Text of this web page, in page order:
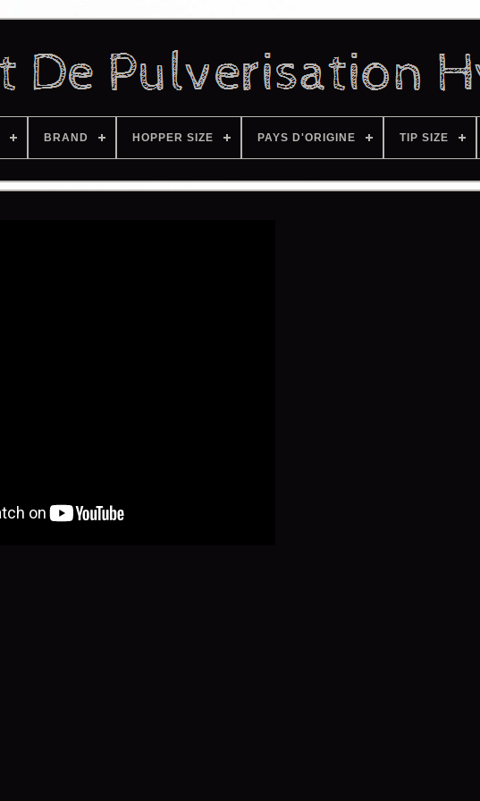
BRAND HOPPER SIZE PAYS D'ORIGINE TIP SIZE